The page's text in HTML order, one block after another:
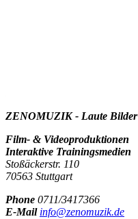
ZENOMUZIK - Laute Bilder
Film- & Videoproduktionen
Interaktive Trainingsmedien
Stoßäckerstr. 110
70563 Stuttgart
Phone 0711/3417366
E-Mail info@zenomuzik.de